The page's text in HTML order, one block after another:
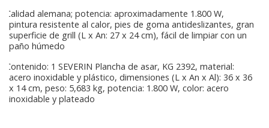
Calidad alemana; potencia: aproximadamente 1.800 W,
pintura resistente al calor, pies de goma antideslizantes, gran
superficie de grill (L x An: 27 x 24 cm), fácil de limpiar con un
paño húmedo
Contenido: 1 SEVERIN Plancha de asar, KG 2392, material:
acero inoxidable y plástico, dimensiones (L x An x Al): 36 x 36
x 14 cm, peso: 5,683 kg, potencia: 1.800 W, color: acero
inoxidable y plateado